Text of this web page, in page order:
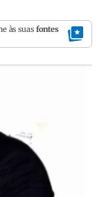
às suas fontes